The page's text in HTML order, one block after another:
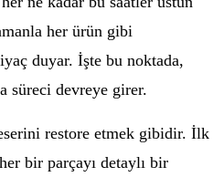
her ürün gibi
duyar. İşte bu noktada,
süreci devreye girer.
restore etmek gibidir. İlk
bir parçayı detaylı bir